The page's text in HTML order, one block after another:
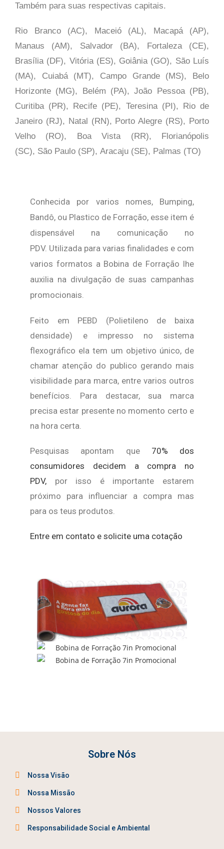
Também para suas respectivas capitais.
Rio Branco (AC), Maceió (AL), Macapá (AP),
Manaus (AM), Salvador (BA), Fortaleza (CE),
Brasília (DF), Vitória (ES), Goiânia (GO), São Luís
(MA), Cuiabá (MT), Campo Grande (MS), Belo
Horizonte (MG), Belém (PA), João Pessoa (PB),
Curitiba (PR), Recife (PE), Teresina (PI), Rio de
Janeiro (RJ), Natal (RN), Porto Alegre (RS), Porto
Velho (RO), Boa Vista (RR), Florianópolis
(SC), São Paulo (SP), Aracaju (SE), Palmas (TO)
Conhecida por varios nomes, Bumping,
Bandô, ou Plastico de Forração, esse item é
dispensável na comunicação no
PDV. Utilizada para varias finalidades e com
varios formatos a Bobina de Forração lhe
auxilia na divulgação de suas campanhas
promocionais.
Feito em PEBD (Polietileno de baixa
densidade) e impresso no sistema
flexográfico ela tem um objetivo único, de
chamar atenção do publico gerando mais
visibilidade para marca, entre varios outros
benefícios. Para destacar, sua marca
precisa estar presente no momento certo e
na hora certa.
Pesquisas apontam que 70% dos
consumidores decidem a compra no
PDV, por isso é importante estarem
próximo para influenciar a compra mas
para os teus produtos.
Entre em contato e solicite uma cotação
Sobre Nós
Nossa Visão
Nossa Missão
Nossos Valores
Responsabilidade Social e Ambiental